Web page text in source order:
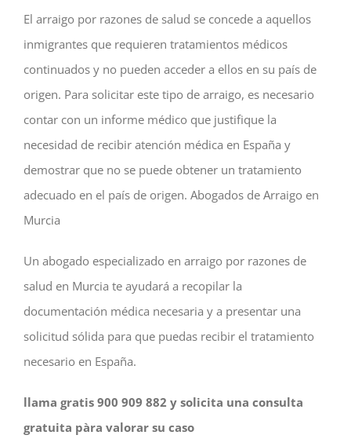
El arraigo por razones de salud se concede a aquellos
inmigrantes que requieren tratamientos médicos
continuados y no pueden acceder a ellos en su país de
origen. Para solicitar este tipo de arraigo, es necesario
contar con un informe médico que justifique la
necesidad de recibir atención médica en España y
demostrar que no se puede obtener un tratamiento
adecuado en el país de origen. Abogados de Arraigo en
Murcia
Un abogado especializado en arraigo por razones de
salud en Murcia te ayudará a recopilar la
documentación médica necesaria y a presentar una
solicitud sólida para que puedas recibir el tratamiento
necesario en España.
llama gratis 900 909 882 y solicita una consulta
gratuita pàra valorar su caso